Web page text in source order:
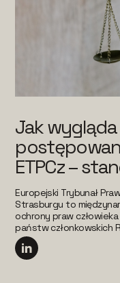
Jak
ETPCz –
Europejski Trybunał
Strasburgu to
ochrony praw
państw członkowskich